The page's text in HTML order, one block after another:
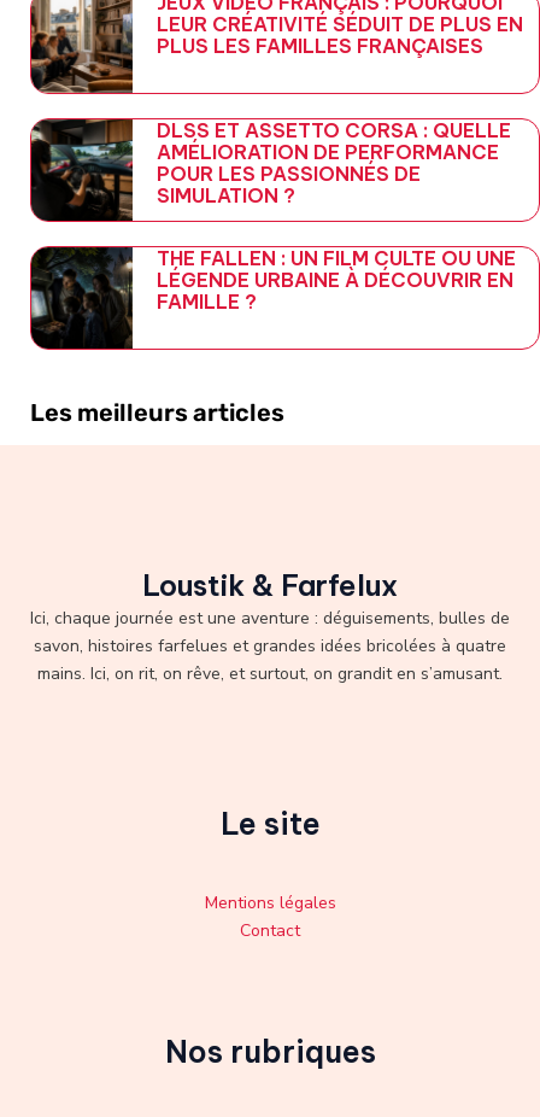
LEUR CRÉATIVITÉ SÉDUIT DE PLUS EN
PLUS LES FAMILLES FRANÇAISES
DLSS ET ASSETTO CORSA : QUELLE
AMÉLIORATION DE PERFORMANCE
POUR LES PASSIONNÉS DE
SIMULATION ?
THE FALLEN : UN FILM CULTE OU UNE
LÉGENDE URBAINE À DÉCOUVRIR EN
FAMILLE ?
Les meilleurs articles
Loustik & Farfelux
Ici, chaque journée est une aventure : déguisements, bulles de
savon, histoires farfelues et grandes idées bricolées à quatre
mains. Ici, on rit, on rêve, et surtout, on grandit en s’amusant.
Le site
Mentions légales
Contact
Nos rubriques